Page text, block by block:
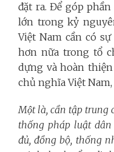
đặt ra. Để góp
lớn trong kỷ
Việt Nam cần có
hơn nữa trong tổ
dựng và hoàn
chủ nghĩa Việt Nam,
Một là, cần tập trung
thống pháp luật dân
đủ, đồng bộ, thống